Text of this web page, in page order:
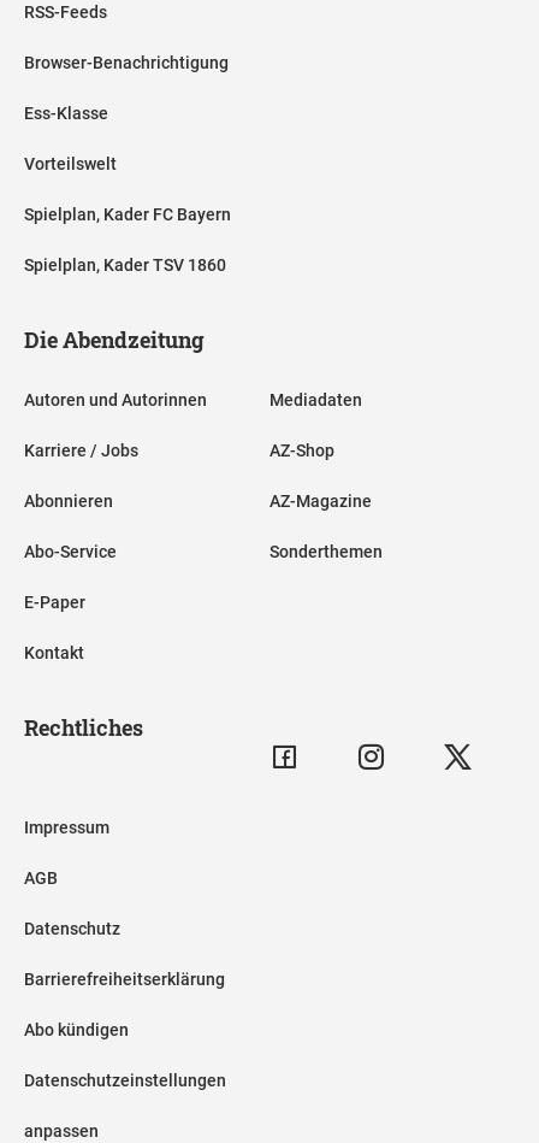
RSS-Feeds
Browser-Benachrichtigung
Ess-Klasse
Vorteilswelt
Spielplan, Kader FC Bayern
Spielplan, Kader TSV 1860
Die Abendzeitung
Autoren und Autorinnen
Karriere / Jobs
Abonnieren
Abo-Service
E-Paper
Kontakt
Mediadaten
AZ-Shop
AZ-Magazine
Sonderthemen
Rechtliches
Impressum
AGB
Datenschutz
Barrierefreiheitserklärung
Abo kündigen
Datenschutzeinstellungen
anpassen